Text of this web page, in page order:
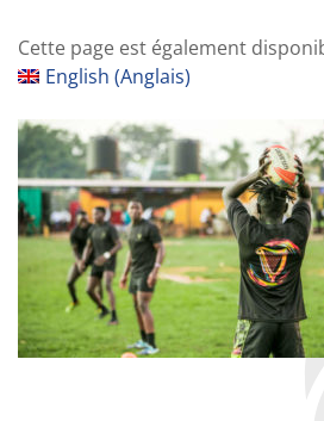
Cette page est également
English (Anglais)